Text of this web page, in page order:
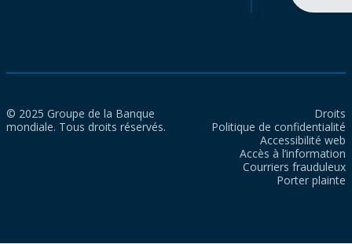
© 2025 Groupe de la Banque
mondiale. Tous droits réservés.
Droits
Politique de confidentialité
Accessibilité web
Accès à l’information
Courriers frauduleux
Porter plainte